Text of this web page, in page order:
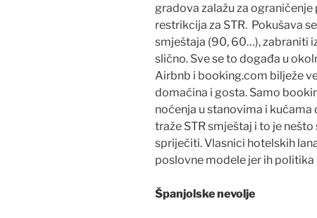
gradova zalažu za
restrikcija za STR. Pokušava
smještaja (90, 60…), zabraniti
slično. Sve se to događa u
Airbnb i booking.com bilježe
domaćina i gosta. Samo
noćenja u stanovima i
traže STR smještaj i to je
spriječiti. Vlasnici hotelskih
poslovne modele jer ih
Španjolske nevolje